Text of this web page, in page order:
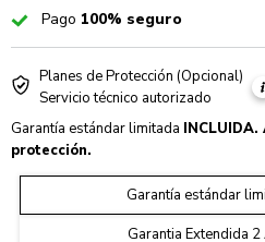
Checked
Pago 100% seguro
Warranty
Planes de Protección (Opcional)
Servicio técnico autorizado
Garantía estándar limitada INCLUIDA.
protección.
Garantía estándar
Garantia Extendida 2